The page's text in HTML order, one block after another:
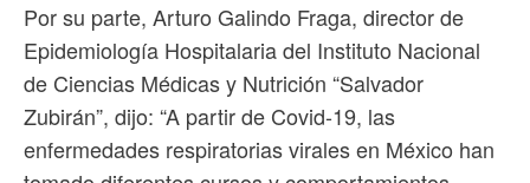
Por su parte, Arturo Galindo Fraga, director de
Epidemiología Hospitalaria del Instituto Nacional
de Ciencias Médicas y Nutrición “Salvador
Zubirán”, dijo: “A partir de Covid-19, las
enfermedades respiratorias virales en México han